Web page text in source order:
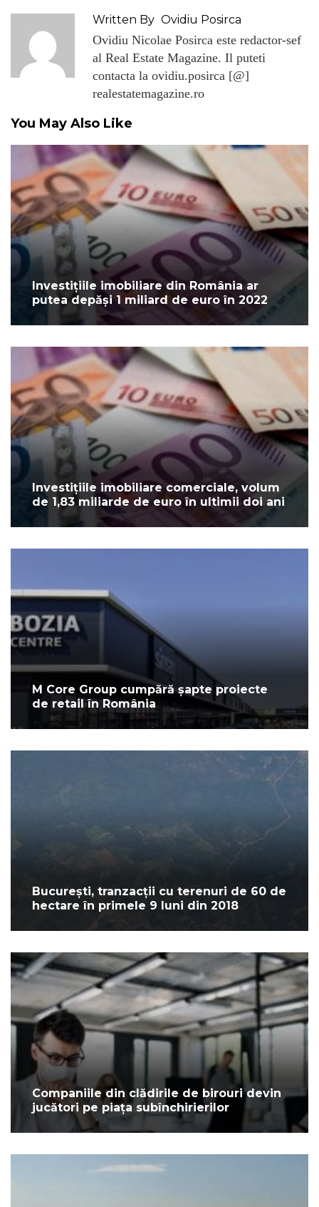
Written By Ovidiu Posirca
Ovidiu Nicolae Posirca este redactor-sef
al Real Estate Magazine. Il puteti
contacta la ovidiu.posirca [@]
realestatemagazine.ro
You May Also Like
Investițiile imobiliare din România ar
putea depăși 1 miliard de euro în 2022
Investițiile imobiliare comerciale, volum
de 1,83 miliarde de euro în ultimii doi ani
M Core Group cumpără șapte proiecte
de retail în România
București, tranzacții cu terenuri de 60 de
hectare în primele 9 luni din 2018
Companiile din clădirile de birouri devin
jucători pe piața subînchirierilor